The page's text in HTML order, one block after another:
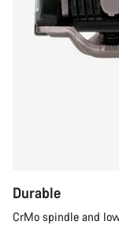
Durable
CrMo spindle and